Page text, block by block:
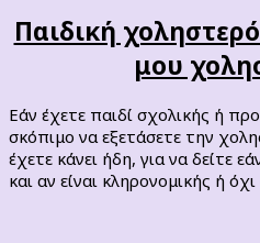
Παιδική
μου
Εάν έχετε παιδί σχολικής ή
σκόπιμο να εξετάσετε την
έχετε κάνει ήδη, για να δείτε
και αν είναι κληρονομικής ή όχι